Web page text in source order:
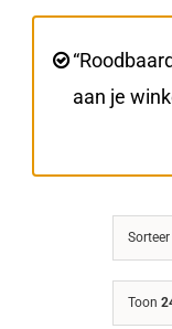
Steun BONAS
Winkelwagen
aan je
Toon